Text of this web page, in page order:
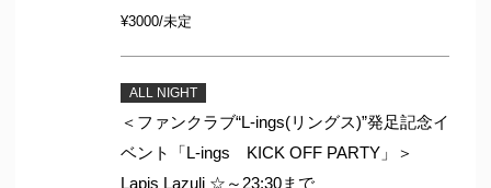
¥3000/未定
ALL NIGHT
＜ファンクラブ“L-ings(リングス)”発足記念イ
ベント「L-ings KICK OFF PARTY」＞
Lapis Lazuli ☆～23:30まで